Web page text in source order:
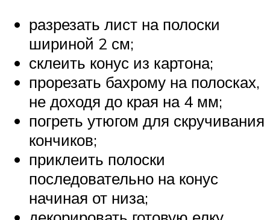
разрезать лист на полоски
шириной 2 см;
склеить конус из картона;
прорезать бахрому на полосках,
не доходя до края на 4 мм;
погреть утюгом для скручивания
кончиков;
приклеить полоски
последовательно на конус
начиная от низа;